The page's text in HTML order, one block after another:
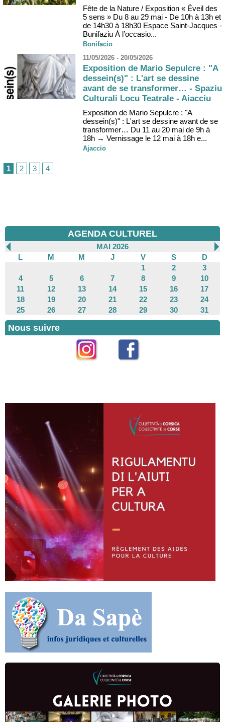
Fête de la Nature / Exposition « Éveil des
5 sens » Du 8 au 29 mai - De 10h à 13h et
de 14h30 à 18h30 Espace Saint-Jacques -
Bunifaziu À l’occasio...
Bonifacio
11/05/2026 - 20/05/2026
Exposition de Mario Sepulcre : "A
dessein(s)" : L'art se dessine
avant de se transformer… - Spaziu
Culturali Locu Teatrale - Aiacciu
Exposition de Mario Sepulcre : "A
dessein(s)" : L'art se dessine avant de se
transformer… Du 11 au 20 mai de 9h à
18h → Vernissage le 12 mai à 18h e...
Ajaccio
1 2 3 4
AGENDA CULTUREL
MAI 2026
L
M M J V S
D
1
2
3
4
5 6 7 8 9
10
11
12 13 14 15 16
17
18
19 20 21 22 23
24
25
26 27 28 29 30 31
Nous suivre